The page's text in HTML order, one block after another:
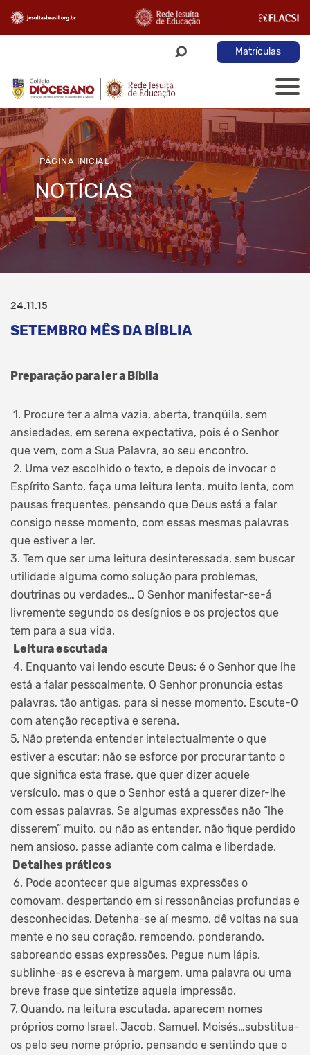
Matrículas
PÁGINA INICIAL
NOTÍCIAS
24.11.15
SETEMBRO MÊS DA BÍBLIA
Preparação para ler a Bíblia
1. Procure ter a alma vazia, aberta, tranqüila, sem
ansiedades, em serena expectativa, pois é o Senhor
que vem, com a Sua Palavra, ao seu encontro.
2. Uma vez escolhido o texto, e depois de invocar o
Espírito Santo, faça uma leitura lenta, muito lenta, com
pausas frequentes, pensando que Deus está a falar
consigo nesse momento, com essas mesmas palavras
que estiver a ler.
3. Tem que ser uma leitura desinteressada, sem buscar
utilidade alguma como solução para problemas,
doutrinas ou verdades… O Senhor manifestar-se-á
livremente segundo os desígnios e os projectos que
tem para a sua vida.
Leitura escutada
4. Enquanto vai lendo escute Deus: é o Senhor que lhe
está a falar pessoalmente. O Senhor pronuncia estas
palavras, tão antigas, para si nesse momento. Escute-O
com atenção receptiva e serena.
5. Não pretenda entender intelectualmente o que
estiver a escutar; não se esforce por procurar tanto o
que significa esta frase, que quer dizer aquele
versículo, mas o que o Senhor está a querer dizer-lhe
com essas palavras. Se algumas expressões não “lhe
disserem” muito, ou não as entender, não fique perdido
nem ansioso, passe adiante com calma e liberdade.
Detalhes práticos
6. Pode acontecer que algumas expressões o
comovam, despertando em si ressonâncias profundas e
desconhecidas. Detenha-se aí mesmo, dê voltas na sua
mente e no seu coração, remoendo, ponderando,
saboreando essas expressões. Pegue num lápis,
sublinhe-as e escreva à margem, uma palavra ou uma
breve frase que sintetize aquela impressão.
7. Quando, na leitura escutada, aparecem nomes
próprios como Israel, Jacob, Samuel, Moisés…substitua-
os pelo seu nome próprio, pensando e sentindo que o